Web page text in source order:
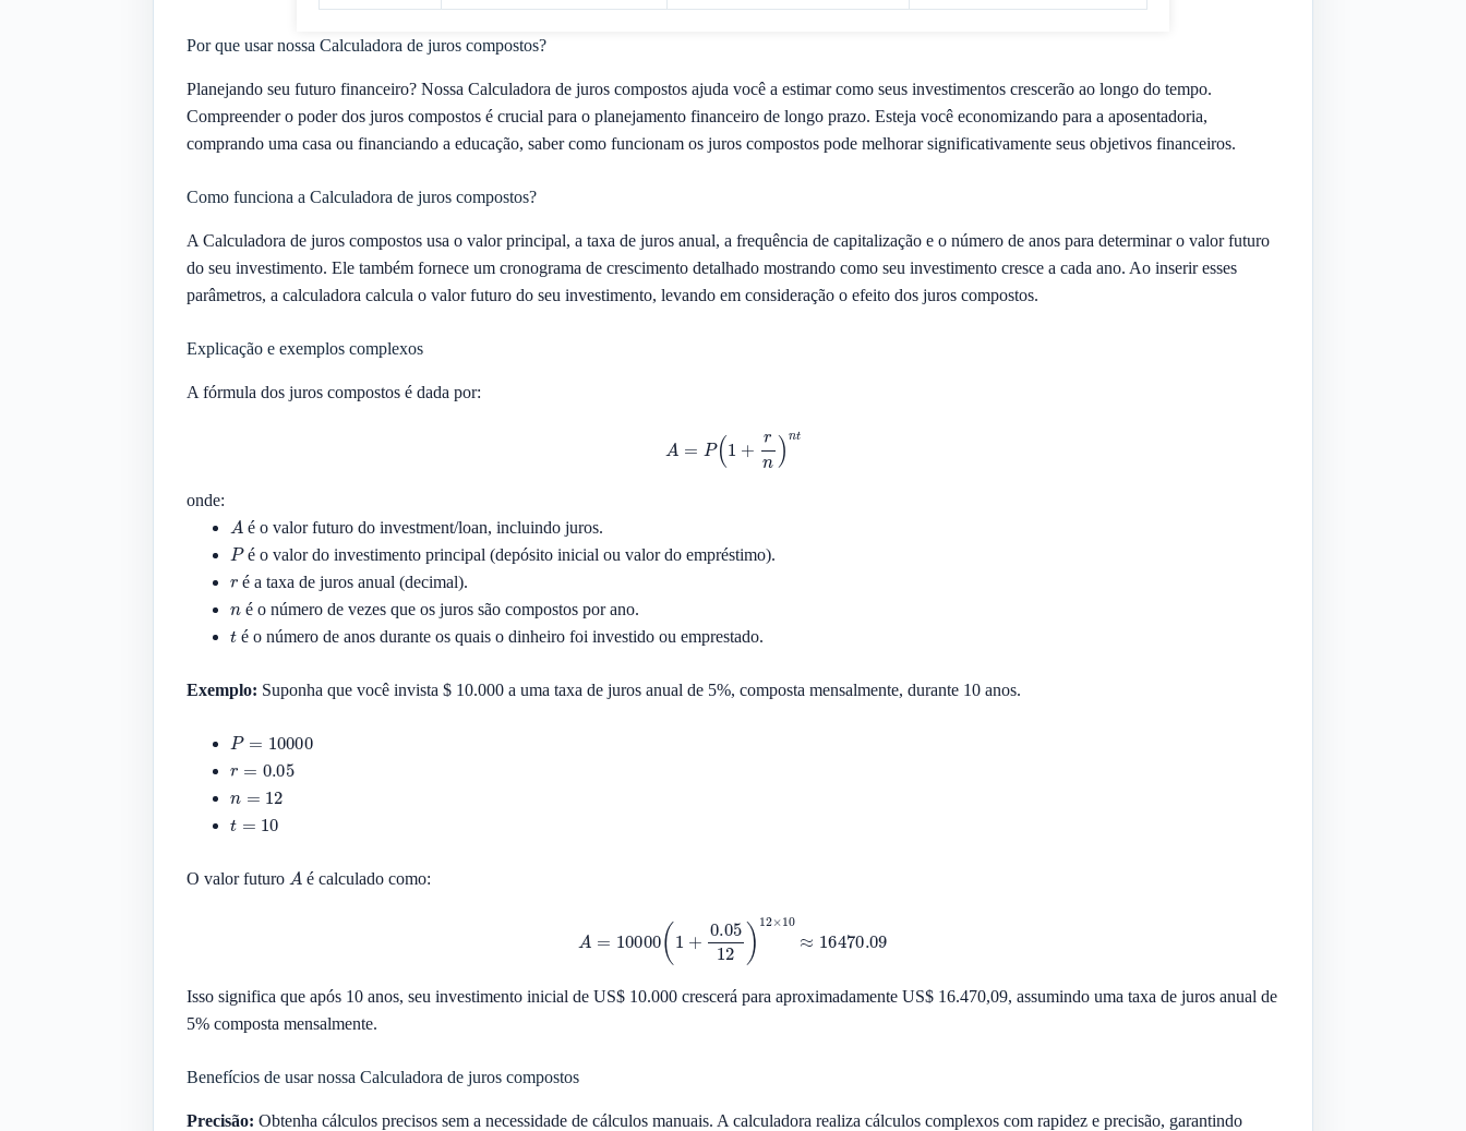
Por que usar nossa Calculadora de juros compostos?
Planejando seu futuro financeiro? Nossa Calculadora de juros compostos ajuda você a estimar como seus investimentos crescerão ao longo do tempo.
Compreender o poder dos juros compostos é crucial para o planejamento financeiro de longo prazo. Esteja você economizando para a aposentadoria,
comprando uma casa ou financiando a educação, saber como funcionam os juros compostos pode melhorar significativamente seus objetivos financeiros.
Como funciona a Calculadora de juros compostos?
A Calculadora de juros compostos usa o valor principal, a taxa de juros anual, a frequência de capitalização e o número de anos para determinar o valor futuro
do seu investimento. Ele também fornece um cronograma de crescimento detalhado mostrando como seu investimento cresce a cada ano. Ao inserir esses
parâmetros, a calculadora calcula o valor futuro do seu investimento, levando em consideração o efeito dos juros compostos.
Explicação e exemplos complexos
A fórmula dos juros compostos é dada por:
1 )n t
onde:
A é o valor futuro do investment/loan, incluindo juros.
P é o valor do investimento principal (depósito inicial ou valor do empréstimo).
é a taxa de juros anual (decimal).
é o número de vezes que os juros são compostos por ano.
é o número de anos durante os quais o dinheiro foi investido ou emprestado.
Exemplo: Suponha que você invista $ 10.000 a uma taxa de juros anual de 5%, composta mensalmente, durante 10 anos.
P=
10000
0.05
12
10
O valor futuro A é calculado como:
1 12)12×10
Isso significa que após 10 anos, seu investimento inicial de US$ 10.000 crescerá para aproximadamente US$ 16.470,09, assumindo uma taxa de juros anual de
5% composta mensalmente.
Benefícios de usar nossa Calculadora de juros compostos
Precisão: Obtenha cálculos precisos sem a necessidade de cálculos manuais. A calculadora realiza cálculos complexos com rapidez e precisão, garantindo